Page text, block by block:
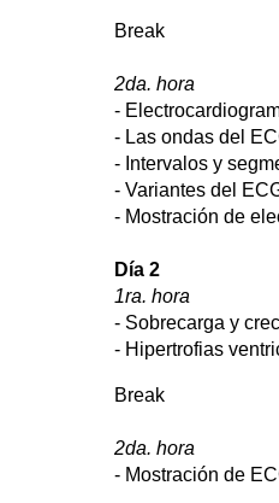
Break
2da. hora
-
- Las ondas del
- Intervalos y
- Variantes del
- Mostración de
Día 2
1ra. hora
- Sobrecarga y
- Hipertrofias
Break
2da. hora
- Mostración de